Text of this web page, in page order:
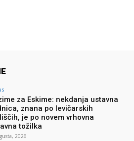
za Eskime: nekdanja ustavna
znana po levičarskih
je po novem vrhovna
tožilka
2026